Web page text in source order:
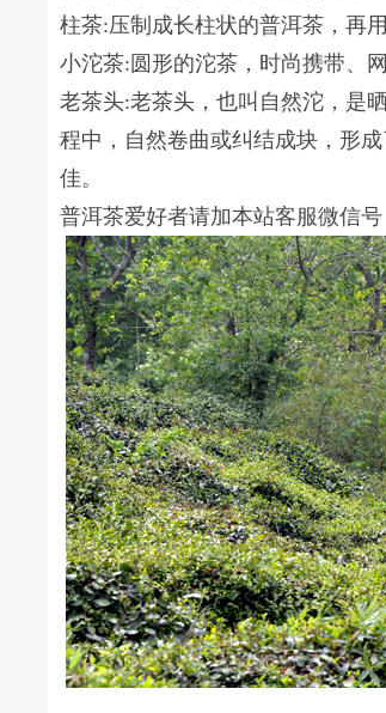
柱茶:压制成长柱状的普洱茶，再
小沱茶:圆形的沱茶，时尚携带、
老茶头:老茶头，也叫自然沱，是
程中，自然卷曲或纠结成块，形
佳。
普洱茶爱好者请加本站客服微信号